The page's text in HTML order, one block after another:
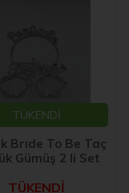
TÜKENDİ
Brıde To Be Taç
Gümüş 2 li Set
TÜKENDİ